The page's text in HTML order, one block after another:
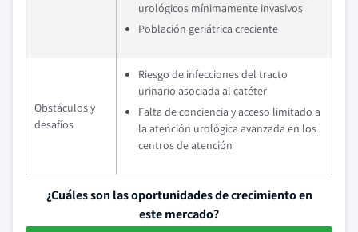
urológicos mínimamente invasivos
Población geriátrica creciente
Obstáculos y
desafíos
Riesgo de infecciones del tracto
urinario asociada al catéter
Falta de conciencia y acceso limitado a
la atención urológica avanzada en los
centros de atención
¿Cuáles son las oportunidades de crecimiento en
este mercado?